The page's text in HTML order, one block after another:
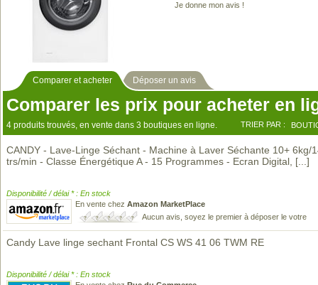
Je donne mon avis !
Comparer et acheter Déposer un avis
Comparer les prix pour acheter en
4 produits trouvés, en vente dans 3 boutiques en ligne. TRIER PAR :
CANDY - Lave-Linge Séchant - Machine à Laver Séchante 10+ 6kg/
trs/min - Classe Énergétique A - 15 Programmes - Ecran Digital, [...]
Disponibilité / délai * : En stock
En vente chez Amazon MarketPlace
Aucun avis, soyez le premier à déposer le votre
Candy Lave linge sechant Frontal CS WS 41 06 TWM RE
Disponibilité / délai * : En stock